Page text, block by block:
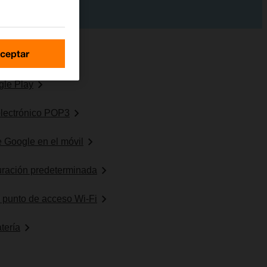
Play
POP3
en el móvil
predeterminada
de acceso Wi-Fi